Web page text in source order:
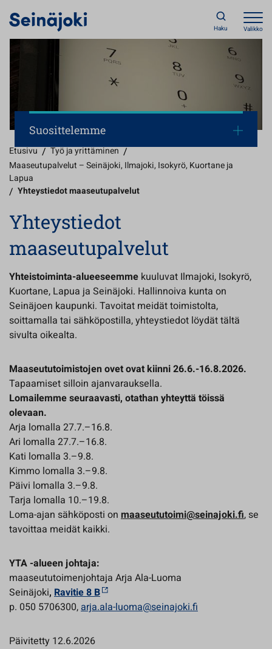
Haku Valikko
Suosittelemme
Etusivu / Työ ja yrittäminen /
Maaseutupalvelut – Seinäjoki, Ilmajoki, Isokyrö, Kuortane ja
Lapua
/ Yhteystiedot maaseutupalvelut
Yhteystiedot
maaseutupalvelut
Yhteistoiminta-alueeseemme kuuluvat Ilmajoki, Isokyrö,
Kuortane, Lapua ja Seinäjoki. Hallinnoiva kunta on
Seinäjoen kaupunki. Tavoitat meidät toimistolta,
soittamalla tai sähköpostilla, yhteystiedot löydät tältä
sivulta oikealta.
Maaseututoimistojen ovet ovat kiinni 26.6.-16.8.2026.
Tapaamiset silloin ajanvarauksella.
Lomailemme seuraavasti, otathan yhteyttä töissä
olevaan.
Arja lomalla 27.7.–16.8.
Ari lomalla 27.7.–16.8.
Kati lomalla 3.–9.8.
Kimmo lomalla 3.–9.8.
Päivi lomalla 3.–9.8.
Tarja lomalla 10.–19.8.
Loma-ajan sähköposti on maaseututoimi@seinajoki.fi, se
tavoittaa meidät kaikki.
YTA -alueen johtaja:
maaseututoimenjohtaja Arja Ala-Luoma
Seinäjoki, Ravitie 8 B
p. 050 5706300,arja.ala-luoma@seinajoki.fi
Päivitetty 12.6.2026